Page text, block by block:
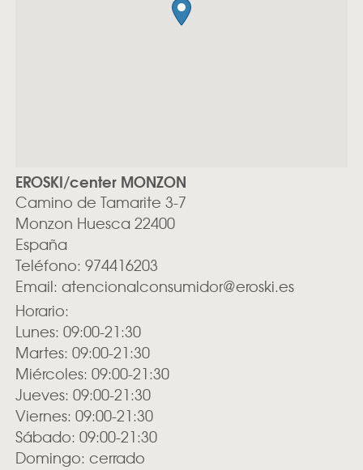
EROSKI/center MONZON
Camino de Tamarite 3-7
Monzon Huesca 22400
España
Teléfono: 974416203
Email: atencionalconsumidor@eroski.es
Horario:
Lunes: 09:00-21:30
Martes: 09:00-21:30
Miércoles: 09:00-21:30
Jueves: 09:00-21:30
Viernes: 09:00-21:30
Sábado: 09:00-21:30
Domingo: cerrado